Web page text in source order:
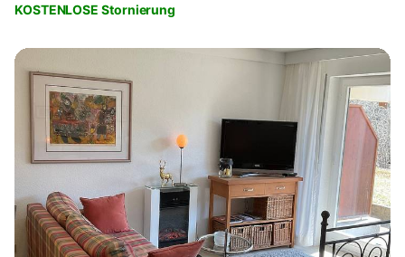
KOSTENLOSE Stornierung